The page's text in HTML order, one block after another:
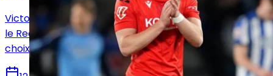
Victor Muñoz attire les regards en Navarre, tandis que
le Real Madrid prépare un possible rapatriement, un
choix qui pourrait remodeler l’offensive madrilène.